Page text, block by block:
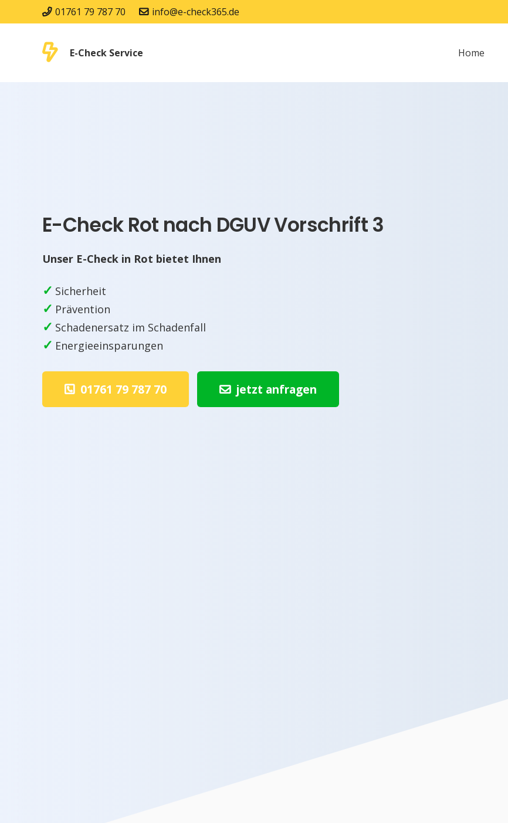
01761 79 787 70 info@e-check365.de
E-Check Service Home
E-Check Rot nach DGUV Vorschrift 3
Unser E-Check in Rot bietet Ihnen
✓ Sicherheit
✓ Prävention
✓ Schadenersatz im Schadenfall
✓ Energieeinsparungen
01761 79 787 70 jetzt anfragen